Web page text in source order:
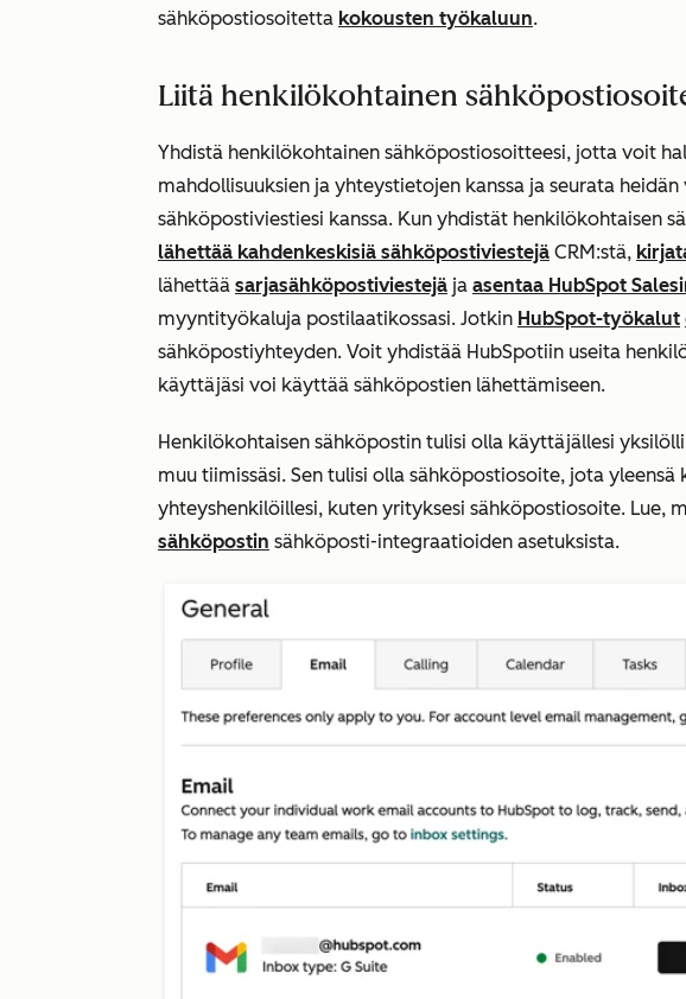
sähköpostiosoitetta kokousten työkaluun.
Liitä henkilökohtainen
Yhdistä henkilökohtainen sähköpostiosoitteesi, jotta voit
mahdollisuuksien ja yhteystietojen kanssa ja seurata
sähköpostiviestiesi kanssa. Kun yhdistät henkilökohtaisen
lähettää kahdenkeskisiä sähköpostiviestejä CRM:stä,
lähettää sarjasähköpostiviestejä ja asentaa HubSpot
myyntityökaluja postilaatikossasi. Jotkin HubSpot-työkalut
sähköpostiyhteyden. Voit yhdistää HubSpotiin useita
käyttäjäsi voi käyttää sähköpostien lähettämiseen.
Henkilökohtaisen sähköpostin tulisi olla käyttäjällesi
muu tiimissäsi. Sen tulisi olla sähköpostiosoite, jota
yhteyshenkilöillesi, kuten yrityksesi sähköpostiosoite. Lue,
sähköpostin sähköposti-integraatioiden asetuksista.